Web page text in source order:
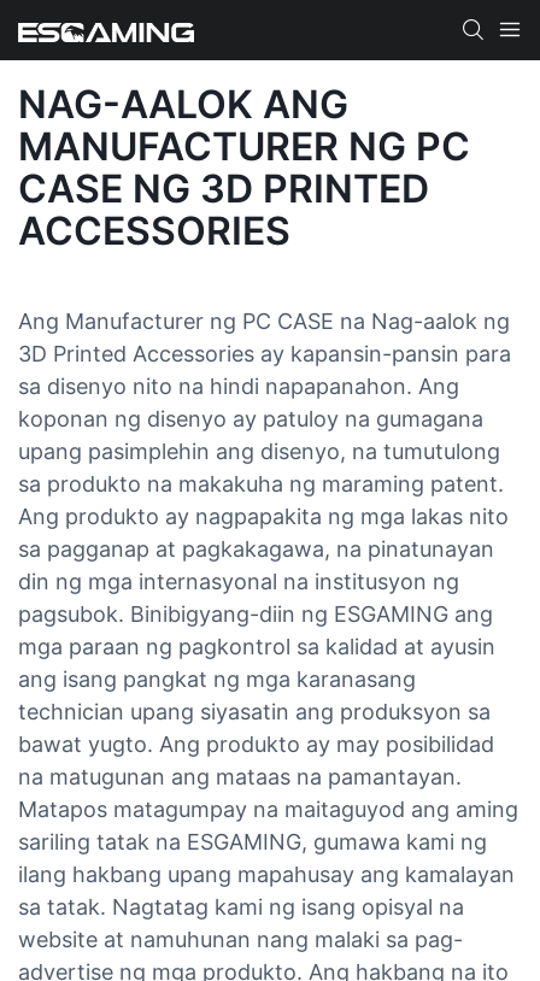
NAG-AALOK ANG
MANUFACTURER NG PC
CASE NG 3D PRINTED
ACCESSORIES
Ang Manufacturer ng PC CASE na Nag-aalok ng
3D Printed Accessories ay kapansin-pansin para
sa disenyo nito na hindi napapanahon. Ang
koponan ng disenyo ay patuloy na gumagana
upang pasimplehin ang disenyo, na tumutulong
sa produkto na makakuha ng maraming patent.
Ang produkto ay nagpapakita ng mga lakas nito
sa pagganap at pagkakagawa, na pinatunayan
din ng mga internasyonal na institusyon ng
pagsubok. Binibigyang-diin ng ESGAMING ang
mga paraan ng pagkontrol sa kalidad at ayusin
ang isang pangkat ng mga karanasang
technician upang siyasatin ang produksyon sa
bawat yugto. Ang produkto ay may posibilidad
na matugunan ang mataas na pamantayan.
Matapos matagumpay na maitaguyod ang aming
sariling tatak na ESGAMING, gumawa kami ng
ilang hakbang upang mapahusay ang kamalayan
sa tatak. Nagtatag kami ng isang opisyal na
website at namuhunan nang malaki sa pag-
advertise ng mga produkto. Ang hakbang na ito